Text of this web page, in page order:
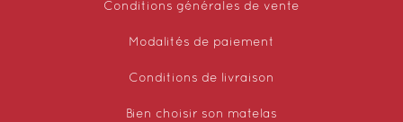
Conditions générales de vente
Modalités de paiement
Conditions de livraison
Bien choisir son matelas